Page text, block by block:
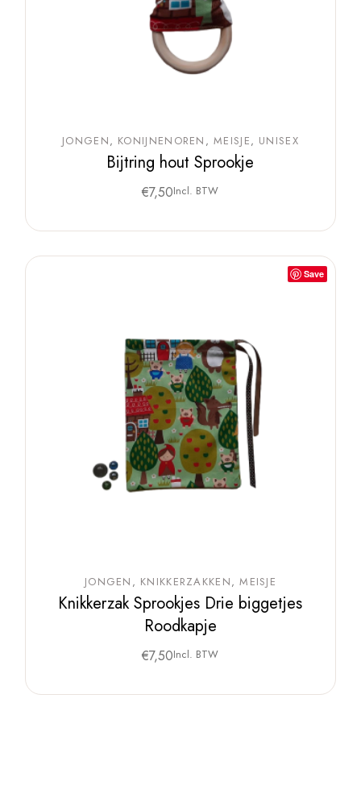
JONGEN KONIJNENOREN MEISJE UNISEX
Bijtring hout Sprookje
€7,50Incl. BTW
Save
JONGEN KNIKKERZAKKEN MEISJE
Knikkerzak Sprookjes Drie biggetjes
Roodkapje
€7,50Incl. BTW